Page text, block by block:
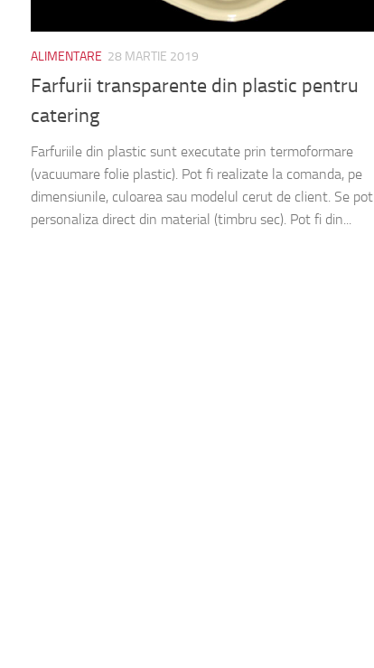
ALIMENTARE 28 MARTIE 2019
Farfurii transparente din plastic pentru
catering
Farfuriile din plastic sunt executate prin termoformare
(vacuumare folie plastic). Pot fi realizate la comanda, pe
dimensiunile, culoarea sau modelul cerut de client. Se pot
personaliza direct din material (timbru sec). Pot fi din...